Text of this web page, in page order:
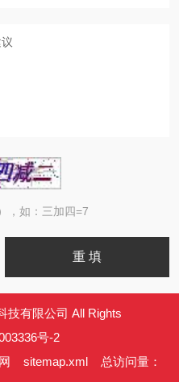
，如：三加四=7
技有限公司 All Rights
号-2
sitemap.xml 总访问量：